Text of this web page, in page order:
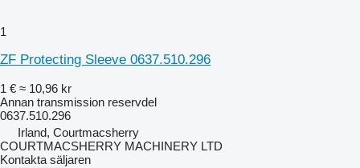
1
ZF Protecting Sleeve 0637.510.296
1 € ≈ 10,96 kr
Annan transmission reservdel
0637.510.296
Irland, Courtmacsherry
COURTMACSHERRY MACHINERY LTD
Kontakta säljaren